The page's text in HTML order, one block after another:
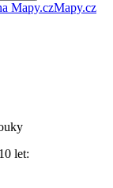
Mapy.czMapy.cz
let: